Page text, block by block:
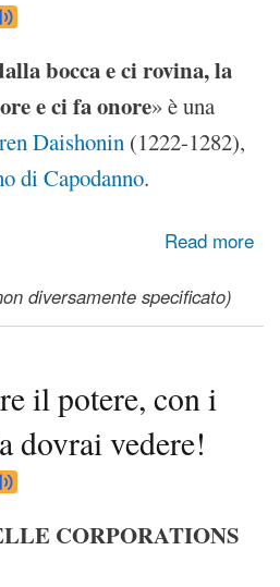
bocca e ci rovina, la
e ci fa onore» è una
Daishonin (1222-1282),
di Capodanno.
Read more
dalla bocca e ci rovina, la fortuna
diversamente specificato)
il potere, con i
dovrai vedere!
CORPORATIONS